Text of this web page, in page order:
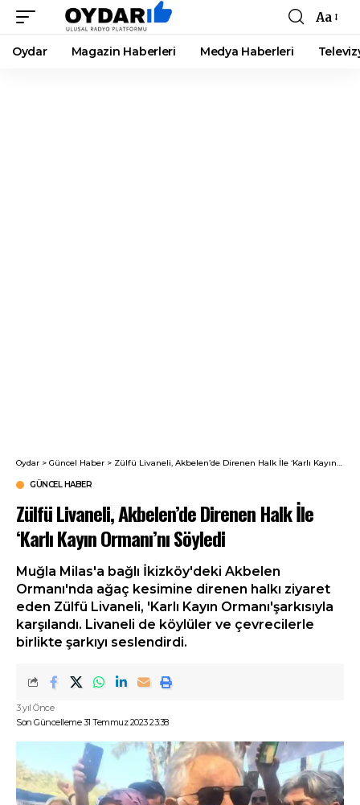
Font
Resizer
Aa
Oydar Magazin Haberleri Medya Haberleri
Oydar > Güncel Haber > Zülfü Livaneli, Akbelen’de Direnen Halk İle ‘Karlı Kayın Ormanı’nı Söyledi
GÜNCEL HABER
Zülfü Livaneli, Akbelen’de Direnen Halk İle
‘Karlı Kayın Ormanı’nı Söyledi
Muğla Milas'a bağlı İkizköy'deki Akbelen
Ormanı'nda ağaç kesimine direnen halkı ziyaret
eden Zülfü Livaneli, 'Karlı Kayın Ormanı'şarkısıyla
karşılandı. Livaneli de köylüler ve çevrecilerle
birlikte şarkıyı seslendirdi.
Son Güncelleme 31 Temmuz 2023 23:38
3 yıl Önce